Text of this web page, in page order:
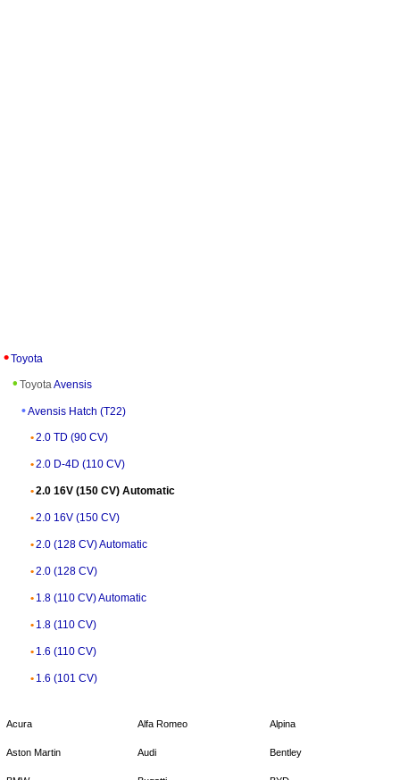
Toyota
Toyota Avensis
Avensis Hatch (T22)
2.0 TD (90 CV)
2.0 D-4D (110 CV)
2.0 16V (150 CV) Automatic
2.0 16V (150 CV)
2.0 (128 CV) Automatic
2.0 (128 CV)
1.8 (110 CV) Automatic
1.8 (110 CV)
1.6 (110 CV)
1.6 (101 CV)
Acura Alfa Romeo Alpina
Aston Martin Audi Bentley